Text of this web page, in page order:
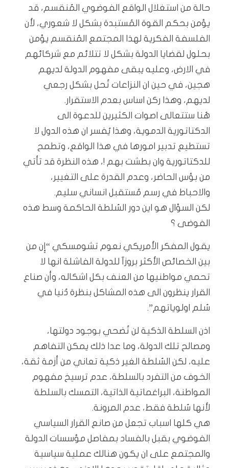
حالة من استغلال الواقع الفوضوي المُنقسم، قد
يؤمن بحكم القوة المُستبدة بشكل لا شعوري، لأن
الفلسفة الفكرية لهذا المجتمع المُنقسم يؤمن
بحلول لقضايا الدولة بشكل لا تتلائم مع شركائهم
في الارض، وعليه يبقى مفهوم الدولة لديهم
هجين، في حين ان النزاعات تُحل بشكل رجعي
لديهم، وهذا ركن اساس بعدم الاستقرار.
هُنا ستتعالى اصوات الكثيرين للدعوة الى
الدكتاتورية الدموية، وهذا يُفسر ان هذه الدول لا
تستطيع تدبير امورها في هذا الواقع، وتطمح
للدكتاتورية وان بطشت بهم !، هذه النظرة قد تأتي
من بؤس الحاضر، وعدم القدرة على التغيير،
والاحباط في رسم مُستقبل انساني سليم.
لكن السؤال هو اين دور السُلطة الحاكمة وسط هذه
الفوضى ؟
يقول المفكر الأمريكي نعوم تشومسكي “إِن من
بين الخصائص الأكثر بروزآ للدولة الفاشلة انها لا
تحمي مواطنيها من العنف بكل اشكاله، وأن صناع
القرار ينظرون الى هذه المشاكل بنظرة دُنيا في
سُلم اولوياتهم”.
اذن السلطة الذكية لن تُضحي بوجود دولتها،
ومصالح تلك الدولة، وما عدا ذلك يمكن التفاهم
عليه، لكن السُلطة الغير ذكية تعاني من أزمة ثقة،
الخوف من التفرد بالسلطة، عدم ترسيخ مفهوم
المواطنة، البراغماتية الذاتية، التمسك بالسلطة
لأنها سُلطة فقط، عدم المرونة.
هي كلها اسباب تجعل من صانع القرار السياسي
الفوضوي بقبل بالفساد بمفاصل مؤسسات الدولة
والمجتمع على ان يكون هنالك عملية سياسية